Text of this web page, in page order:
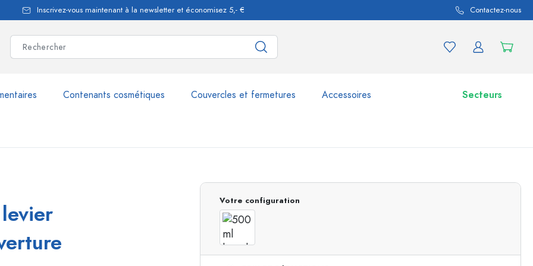
Inscrivez-vous maintenant à la newsletter et économisez 5,- € Contactez-nous
Contenants cosmétiques Couvercles et fermetures Accessoires Secteurs
Bouteilles Estal
Bocaux
Votre configuration